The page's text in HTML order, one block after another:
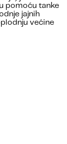
pomoću tanke
jajnih
većine